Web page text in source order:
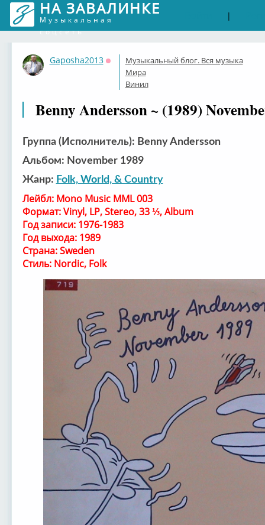
НА ЗАВАЛИНКЕ
Музыкальная
соцсеть
|
Gaposha2013
Оффлайн
Музыкальный блог. Вся музыка
Мира
Винил
Benny Andersson ~ (1989)
Группа (Исполнитель): Benny Andersson
Альбом: November 1989
Жанр: Folk, World, & Country
Лейбл: Mono Music MML 003
Формат: Vinyl, LP, Stereo, 33 ⅓, Album
Год записи: 1976-1983
Год выхода: 1989
Страна: Sweden
Стиль: Nordic, Folk